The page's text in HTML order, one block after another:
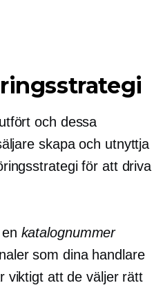
och dessa
skapa och utnyttja
för att driva
katalognummer
som dina handlare
viktigt att de väljer rätt